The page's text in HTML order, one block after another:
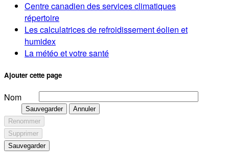
Centre canadien des services climatiques
répertoire
Les calculatrices de refroidissement éolien et
humidex
La météo et votre santé
Ajouter cette page
Nom
Sauvegarder
Annuler
Renommer
Supprimer
Sauvegarder